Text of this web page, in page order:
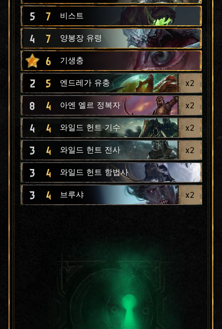
5 7 비스트
4 7 양봉장 유령
6 기생충
2 5 엔드레가 유충 x2
8 4 아엔 엘르 정복자 x2
4 4 와일드 헌트 기수 x2
3 4 와일드 헌트 전사 x2
3 4 와일드 헌트 항법사
3 4 브루샤 x2